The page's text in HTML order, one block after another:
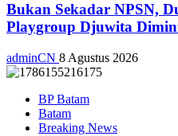
Bukan Sekadar NPSN,
Playgroup Djuwita
adminCN 8 Agustus 2026
BP Batam
Batam
Breaking News